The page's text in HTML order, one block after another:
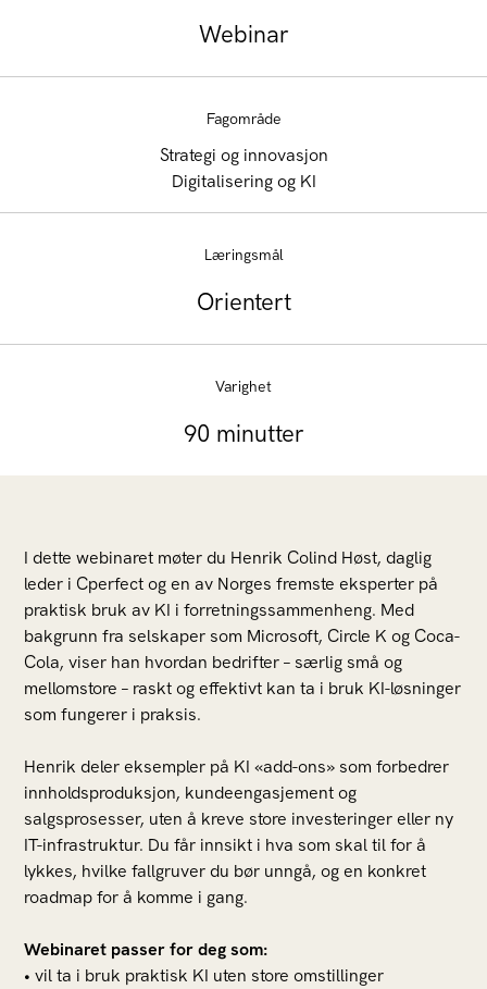
Webinar
Fagområde
Strategi og innovasjon
Digitalisering og KI
Læringsmål
Orientert
Varighet
90 minutter
I dette webinaret møter du Henrik Colind Høst, daglig
leder i Cperfect og en av Norges fremste eksperter på
praktisk bruk av KI i forretningssammenheng. Med
bakgrunn fra selskaper som Microsoft, Circle K og Coca-
Cola, viser han hvordan bedrifter – særlig små og
mellomstore – raskt og effektivt kan ta i bruk KI-løsninger
som fungerer i praksis.
Henrik deler eksempler på KI «add-ons» som forbedrer
innholdsproduksjon, kundeengasjement og
salgsprosesser, uten å kreve store investeringer eller ny
IT-infrastruktur. Du får innsikt i hva som skal til for å
lykkes, hvilke fallgruver du bør unngå, og en konkret
roadmap for å komme i gang.
Webinaret passer for deg som:
• vil ta i bruk praktisk KI uten store omstillinger